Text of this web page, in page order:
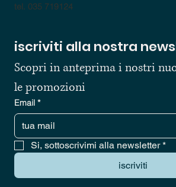
tel. 035 719124
iscriviti alla nostra
Scopri in anteprima i nostri
le promozioni
Email *
Si, sottoscrivimi alla newsletter *
iscriviti